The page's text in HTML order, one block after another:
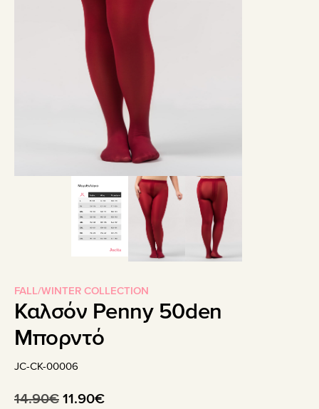
FALL/WINTER COLLECTION
Καλσόν Penny 50den
Μπορντό
JC-CK-00006
14.90€ Original
11.90€Η